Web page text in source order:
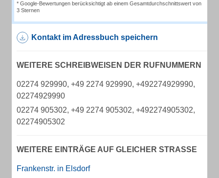
* Google-Bewertungen berücksichtigt ab einem Gesamtdurchschnittswert von
3 Sternen
Kontakt im Adressbuch speichern
WEITERE SCHREIBWEISEN DER RUFNUMMERN
02274 929990, +49 2274 929990, +492274929990,
02274929990
02274 905302, +49 2274 905302, +492274905302,
02274905302
WEITERE EINTRÄGE AUF GLEICHER STRASSE
Frankenstr. in Elsdorf